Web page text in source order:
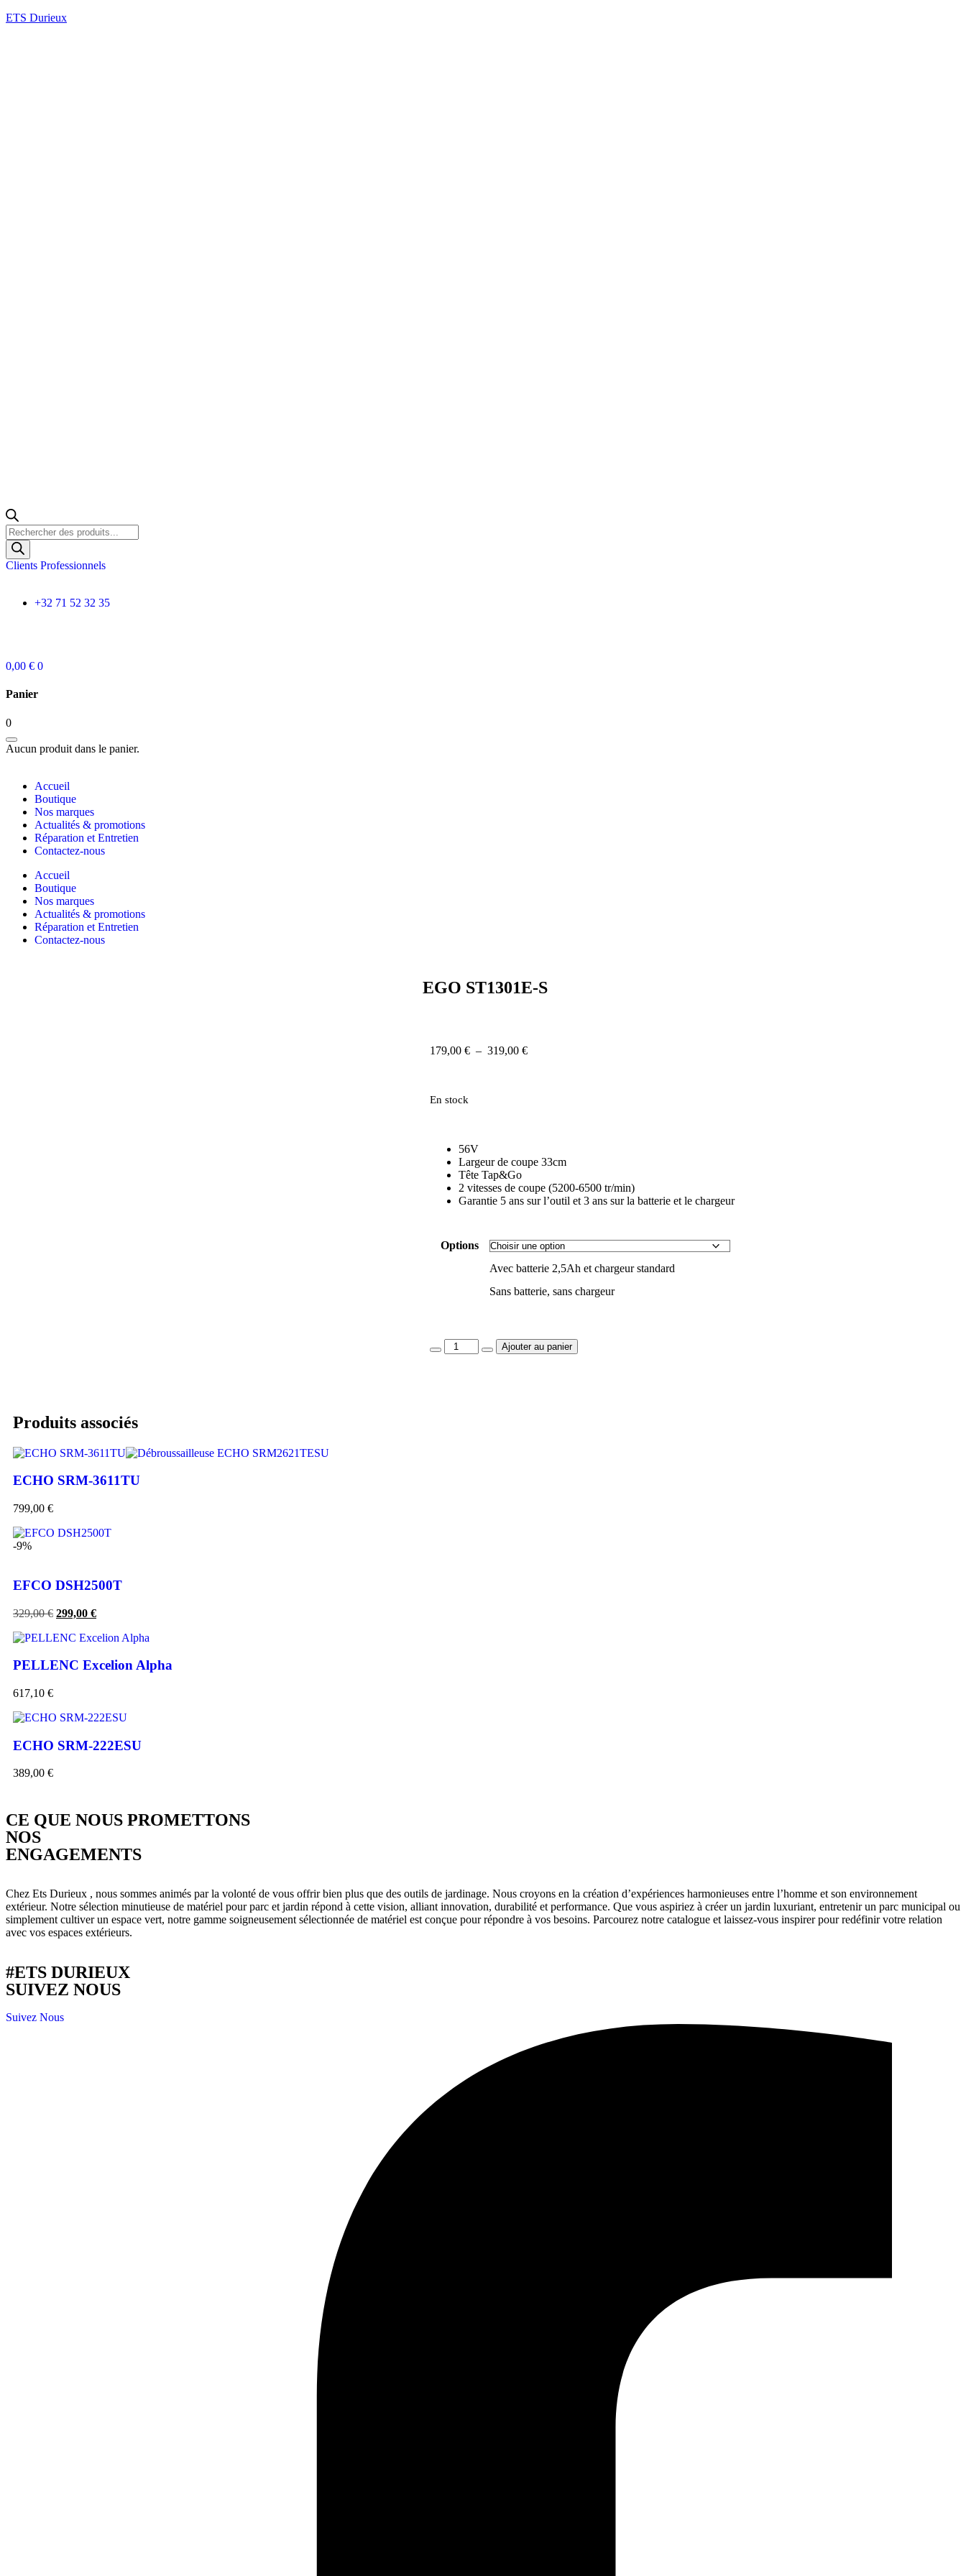
ETS Durieux
Clients Professionnels
+32 71 52 32 35
0,00 € 0
Panier
0
Aucun produit dans le panier.
Accueil
Boutique
Nos marques
Actualités & promotions
Réparation et Entretien
Contactez-nous
Accueil
Boutique
Nos marques
Actualités & promotions
Réparation et Entretien
Contactez-nous
EGO ST1301E-S
179,00 € – 319,00 €
En stock
56V
Largeur de coupe 33cm
Tête Tap&Go
2 vitesses de coupe (5200-6500 tr/min)
Garantie 5 ans sur l’outil et 3 ans sur la batterie et le chargeur
Options
Avec batterie 2,5Ah et chargeur standard
Sans batterie, sans chargeur
Ajouter au panier
Produits associés
ECHO SRM-3611TU
799,00 €
-9%
EFCO DSH2500T
329,00€ 299,00 €
PELLENC Excelion Alpha
617,10 €
ECHO SRM-222ESU
389,00 €
CE QUE NOUS PROMETTONS​​
NOS
ENGAGEMENTS​
Chez Ets Durieux , nous sommes animés par la volonté de vous offrir bien plus que des outils de jardinage. Nous croyons en la création d’expériences harmonieuses entre l’homme et son environnement
extérieur. Notre sélection minutieuse de matériel pour parc et jardin répond à cette vision, alliant innovation, durabilité et performance. Que vous aspiriez à créer un jardin luxuriant, entretenir un parc municipal ou
simplement cultiver un espace vert, notre gamme soigneusement sélectionnée de matériel est conçue pour répondre à vos besoins. Parcourez notre catalogue et laissez-vous inspirer pour redéfinir votre relation
avec vos espaces extérieurs.
#ETS DURIEUX
SUIVEZ NOUS
Suivez Nous